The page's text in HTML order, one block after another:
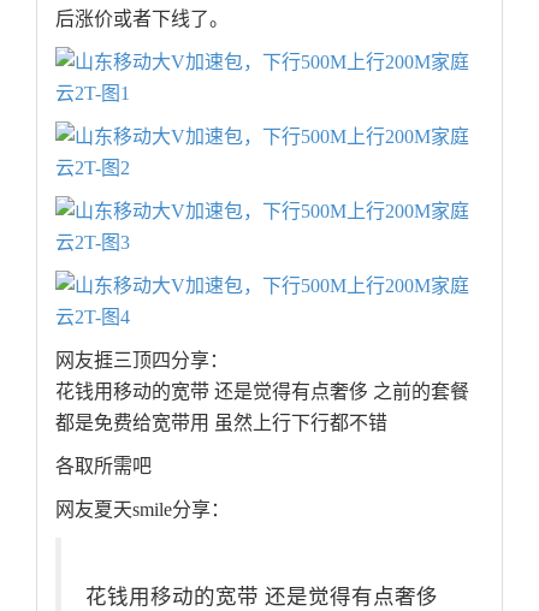
后涨价或者下线了。
网友捱三顶四分享：
花钱用移动的宽带 还是觉得有点奢侈 之前的套餐
都是免费给宽带用 虽然上行下行都不错
各取所需吧
网友夏天smile分享：
花钱用移动的宽带 还是觉得有点奢侈